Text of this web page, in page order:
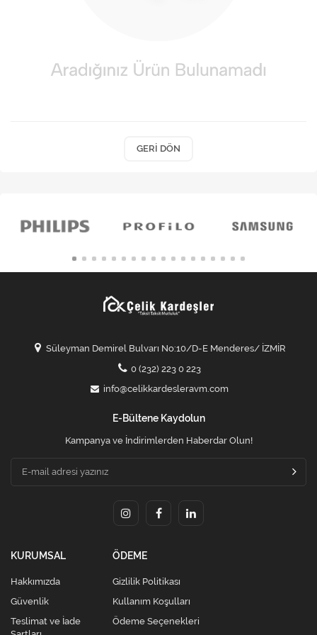
Ev Tekstili
GERI DÖN
Süleyman Demirel Bulvarı No:10/D-E Menderes/ İZMİR
0 (232) 223 0 223
info@celikkardesleravm.com
E-Bültene Kaydolun
Kampanya ve İndirimlerden Haberdar Olun!
KURUMSAL
Hakkımızda
Güvenlik
Teslimat ve İade
ÖDEME
Gizlilik Politikası
Kullanım Koşulları
Ödeme Seçenekleri